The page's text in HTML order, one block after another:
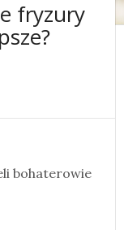
fryzury
bohaterowie